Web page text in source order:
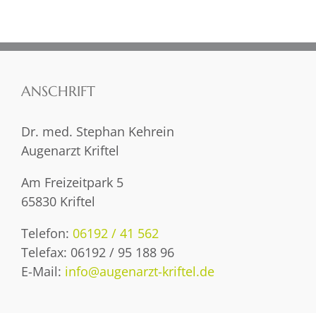
ANSCHRIFT
Dr. med. Stephan Kehrein
Augenarzt Kriftel
Am Freizeitpark 5
65830 Kriftel
Telefon: 06192 / 41 562
Telefax: 06192 / 95 188 96
E-Mail: info@augenarzt-kriftel.de